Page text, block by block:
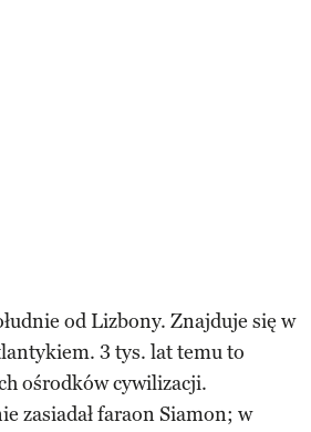
od Lizbony. Znajduje się w
3 tys. lat temu to
ośrodków cywilizacji.
zasiadał faraon Siamon; w